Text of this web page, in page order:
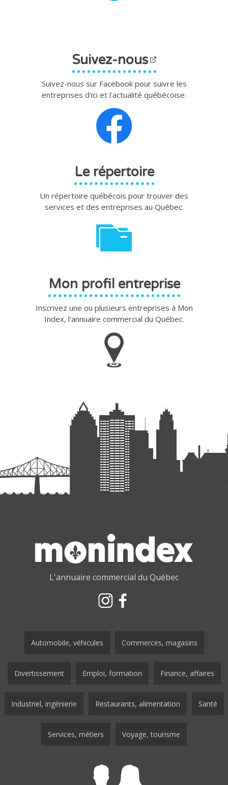
Suivez-nous
Suivez-nous sur Facebook pour suivre les
entreprises d'ici et l'actualité québécoise.
Le répertoire
Un répertoire québécois pour trouver des
services et des entreprises au Québec.
Mon profil entreprise
Inscrivez une ou plusieurs entreprises à Mon
Index, l'annuaire commercial du Québec.
L'annuaire commercial du Québec
Automobile, véhicules Commerces, magasins
Divertissement Emploi, formation Finance, affaires
Industriel, ingénierie Restaurants, alimentation Santé
Services, métiers Voyage, tourisme